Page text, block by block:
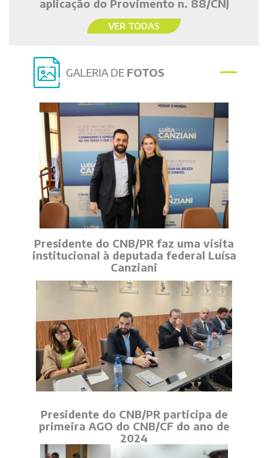
aplicação do Provimento n. 88/CNJ
VER TODAS
GALERIA DE FOTOS
Presidente do CNB/PR faz uma visita
institucional à deputada federal Luísa
Canziani
Presidente do CNB/PR participa de
primeira AGO do CNB/CF do ano de
2024